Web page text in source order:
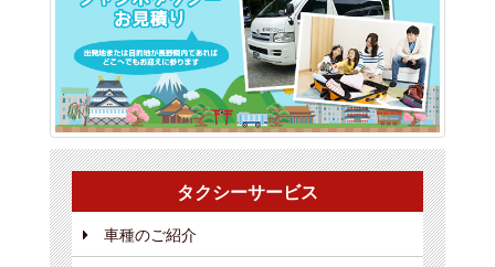
タクシーサービス
車種のご紹介